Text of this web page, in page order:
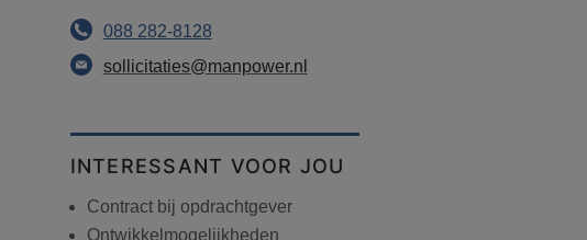
088 282-8128
sollicitaties@manpower.nl
INTERESSANT VOOR JOU
Contract bij opdrachtgever
Ontwikkelmogelijkheden